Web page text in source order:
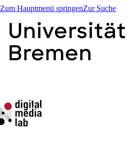
Zum Hauptmenü springenZur Suche